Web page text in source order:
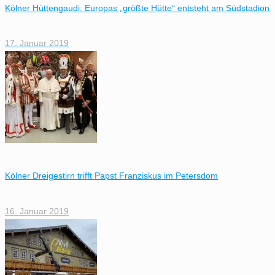
Kölner Hüttengaudi: Europas „größte Hütte“ entsteht am Südstadion
17. Januar 2019
Kölner Dreigestirn trifft Papst Franziskus im Petersdom
16. Januar 2019